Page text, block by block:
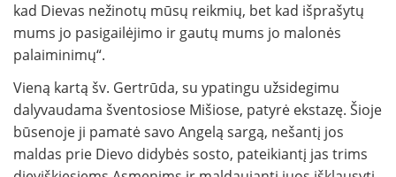
kad Dievas nežinotų mūsų reikmių, bet kad išprašytų
mums jo pasigailėjimo ir gautų mums jo malonės
palaiminimų“.
Vieną kartą šv. Gertrūda, su ypatingu užsidegimu
dalyvaudama šventosiose Mišiose, patyrė ekstazę. Šioje
būsenoje ji pamatė savo Angelą sargą, nešantį jos
maldas prie Dievo didybės sosto, pateikiantį jas trims